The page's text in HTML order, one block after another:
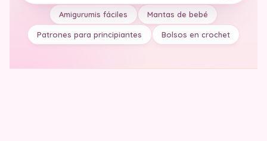
Amigurumis fáciles Mantas de bebé
Patrones para principiantes Bolsos en crochet